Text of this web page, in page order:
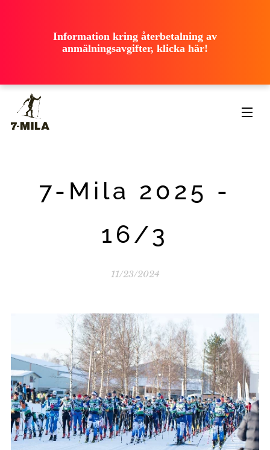
ooooooooooo
ooooooooooo
Information kring återbetalning av
anmälningsavgifter, klicka här!
7-Mila 2025 -
16/3
11/23/2024